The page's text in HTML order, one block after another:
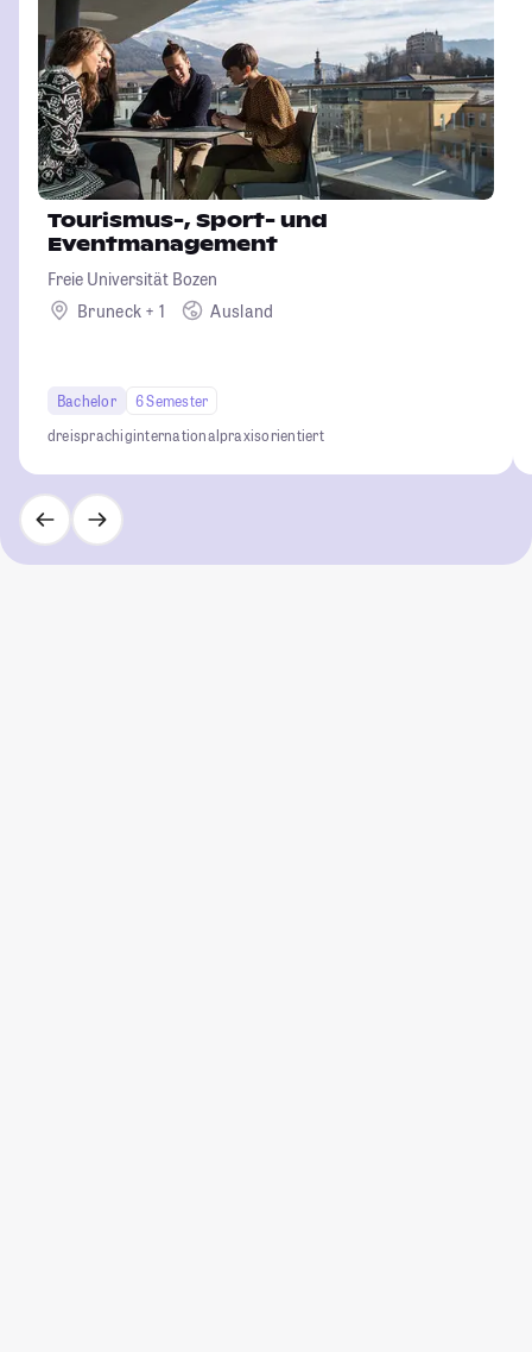
Tourismus-, Sport- und
Eventmanagement
Freie Universität Bozen
Bruneck + 1
Ausland
Bachelor
6 Semester
dreisprachiginternationalpraxisorientiert